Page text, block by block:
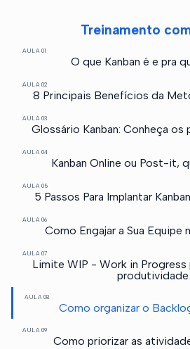
Treinamento
AULA 01
O que Kanban é e pra
AULA 02
8 Principais Benefícios da
AULA 03
Glossário Kanban: Conheça os
AULA 04
Kanban Online ou Post-it,
AULA 05
5 Passos Para Implantar
AULA 06
Como Engajar a Sua Equipe
AULA 07
Limite WIP - Work in Progress
produtividade
AULA 08
Como organizar o
AULA 09
Como priorizar as